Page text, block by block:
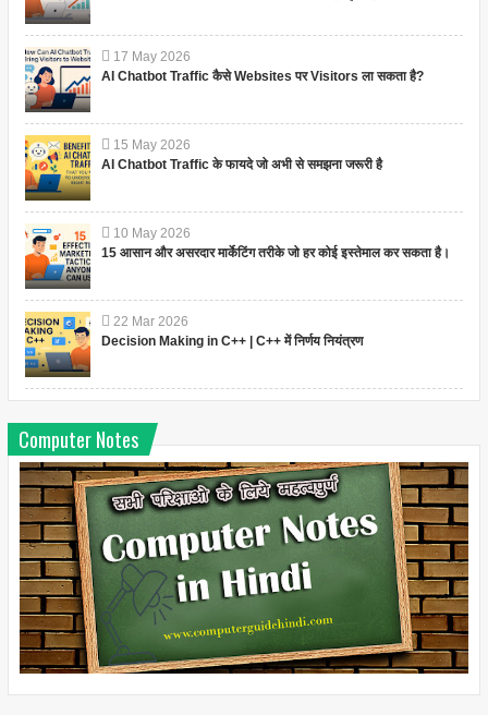
17 May 2026
AI Chatbot Traffic कैसे Websites पर Visitors ला सकता है?
15 May 2026
AI Chatbot Traffic के फायदे जो अभी से समझना जरूरी है
10 May 2026
15 आसान और असरदार मार्केटिंग तरीके जो हर कोई इस्तेमाल कर सकता है।
22 Mar 2026
Decision Making in C++ | C++ में निर्णय नियंत्रण
Computer Notes